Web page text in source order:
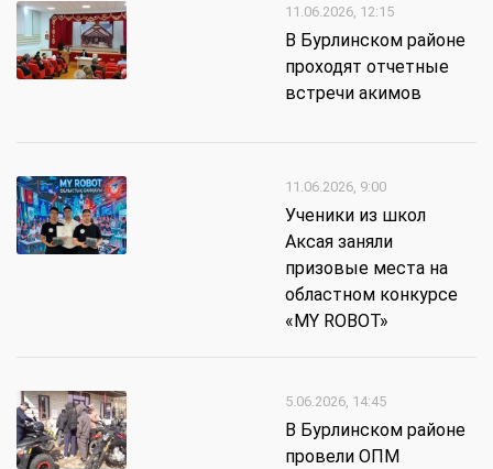
11.06.2026, 12:15
В Бурлинском районе
проходят отчетные
встречи акимов
11.06.2026, 9:00
Ученики из школ
Аксая заняли
призовые места на
областном конкурсе
«MY ROBOT»
5.06.2026, 14:45
В Бурлинском районе
провели ОПМ